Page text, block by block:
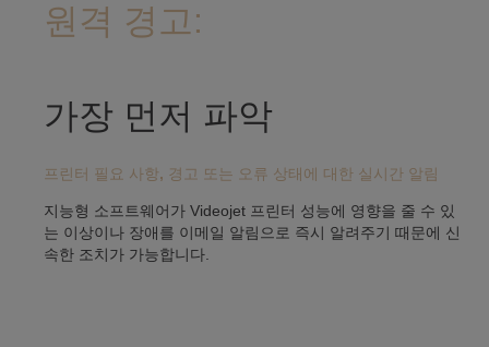
원격 경고:
가장 먼저 파악
프린터 필요 사항, 경고 또는 오류 상태에 대한 실시간 알림
지능형 소프트웨어가 Videojet 프린터 성능에 영향을 줄 수 있
는 이상이나 장애를 이메일 알림으로 즉시 알려주기 때문에 신
속한 조치가 가능합니다.